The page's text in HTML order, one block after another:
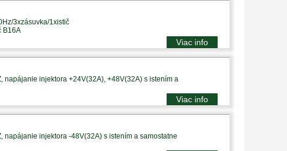
3xzásuvka/1xistič
B16A
Viac info
napájanie injektora +24V(32A), +48V(32A) s istením a
Viac info
injektora -48V(32A) s istením a samostatne